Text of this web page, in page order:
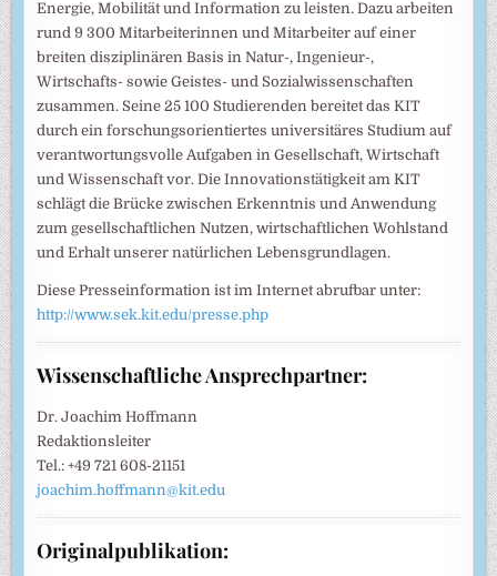
Energie, Mobilität und Information zu leisten. Dazu arbeiten
rund 9 300 Mitarbeiterinnen und Mitarbeiter auf einer
breiten disziplinären Basis in Natur-, Ingenieur-,
Wirtschafts- sowie Geistes- und Sozialwissenschaften
zusammen. Seine 25 100 Studierenden bereitet das KIT
durch ein forschungsorientiertes universitäres Studium auf
verantwortungsvolle Aufgaben in Gesellschaft, Wirtschaft
und Wissenschaft vor. Die Innovationstätigkeit am KIT
schlägt die Brücke zwischen Erkenntnis und Anwendung
zum gesellschaftlichen Nutzen, wirtschaftlichen Wohlstand
und Erhalt unserer natürlichen Lebensgrundlagen.
Diese Presseinformation ist im Internet abrufbar unter:
http://www.sek.kit.edu/presse.php
Wissenschaftliche Ansprechpartner:
Dr. Joachim Hoffmann
Redaktionsleiter
Tel.: +49 721 608-21151
joachim.hoffmann@kit.edu
Originalpublikation: